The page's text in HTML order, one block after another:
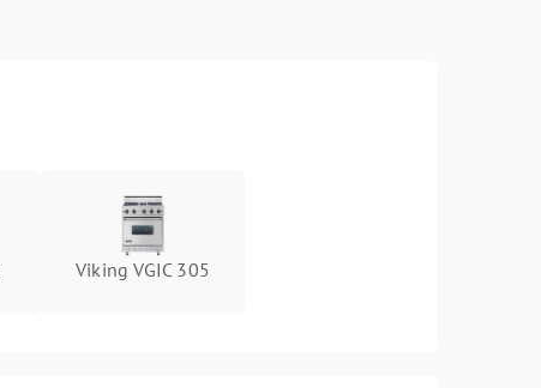
Viking VGIC 305